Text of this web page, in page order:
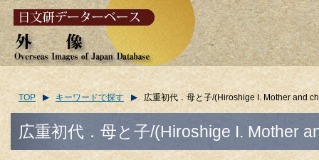
TOP キーワードで探す 広重初代．母と子/(Hiroshige I. Mother and
広重初代．母と子/(Hiroshige I. Mother